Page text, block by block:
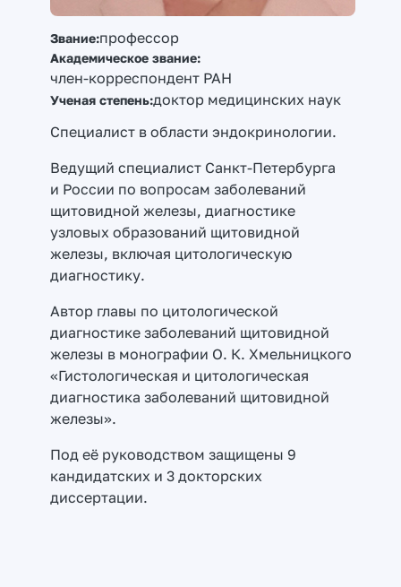
Специалист в области эндокринологии.
Ведущий специалист Санкт-Петербурга
и России по вопросам заболеваний
щитовидной железы, диагностике
узловых образований щитовидной
железы, включая цитологическую
диагностику.
Автор главы по цитологической
диагностике заболеваний щитовидной
железы в монографии О. К. Хмельницкого
«Гистологическая и цитологическая
диагностика заболеваний щитовидной
железы».
Под её руководством защищены 9
кандидатских и 3 докторских
диссертации.
Звание:профессор
Академическое звание:
член-корреспондент РАН
Ученая степень:доктор медицинских наук